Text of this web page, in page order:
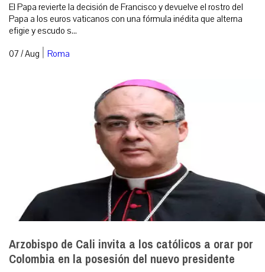
El Papa revierte la decisión de Francisco y devuelve el rostro del
Papa a los euros vaticanos con una fórmula inédita que alterna
efigie y escudo s...
07 / Aug | Roma
Arzobispo de Cali invita a los católicos a orar por
Colombia en la posesión del nuevo presidente